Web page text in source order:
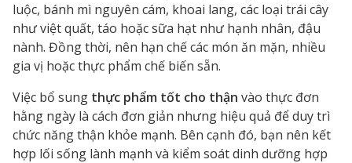
luộc, bánh mì nguyên cám, khoai lang, các loại trái cây
như việt quất, táo hoặc sữa hạt như hạnh nhân, đậu
nành. Đồng thời, nên hạn chế các món ăn mặn, nhiều
gia vị hoặc thực phẩm chế biến sẵn.
Việc bổ sung thực phẩm tốt cho thận vào thực đơn
hằng ngày là cách đơn giản nhưng hiệu quả để duy trì
chức năng thận khỏe mạnh. Bên cạnh đó, bạn nên kết
hợp lối sống lành mạnh và kiểm soát dinh dưỡng hợp